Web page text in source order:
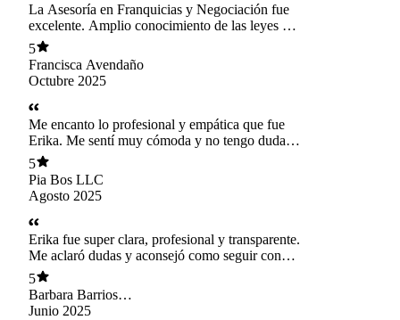
La Asesoría en Franquicias y Negociación fue
excelente. Amplio conocimiento de las leyes en
distintos países. Fue de gran ayuda. 100%
recomendable.
5
Francisca Avendaño
Octubre 2025
Me encanto lo profesional y empática que fue
Erika. Me sentí muy cómoda y no tengo dudas
de los servicios que contraté y su resultado.
5
Pia Bos LLC
Agosto 2025
Erika fue super clara, profesional y transparente.
Me aclaró dudas y aconsejó como seguir con
ciertos procedimientos para poder protegerme y
proteger mi creación. Además aprendí un
monton.
5
Barbara Barrios
Henríquez
Junio 2025